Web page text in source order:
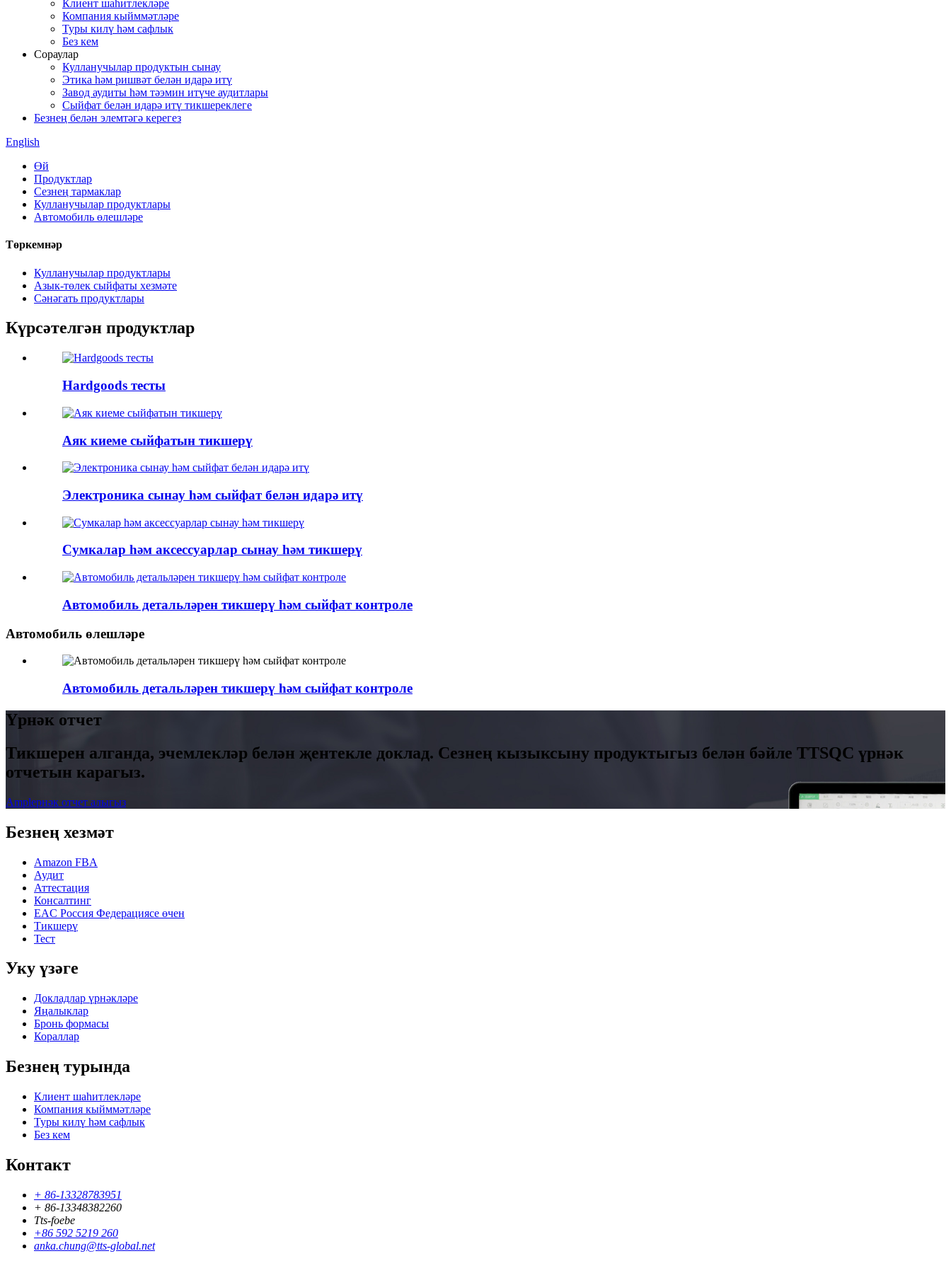
Клиент шаһитлекләре
Компания кыйммәтләре
Туры килү һәм сафлык
Без кем
Сораулар
Кулланучылар продуктын сынау
Этика һәм ришвәт белән идарә итү
Завод аудиты һәм тәэмин итүче аудитлары
Сыйфат белән идарә итү тикшереклеге
Безнең белән элемтәгә керегез
English
Өй
Продуктлар
Сезнең тармаклар
Кулланучылар продуктлары
Автомобиль өлешләре
Төркемнәр
Кулланучылар продуктлары
Азык-төлек сыйфаты хезмәте
Сәнәгать продуктлары
Күрсәтелгән продуктлар
Hardgoods тесты
Аяк киеме сыйфатын тикшерү
Электроника сынау һәм сыйфат белән идарә итү
Сумкалар һәм аксессуарлар сынау һәм тикшерү
Автомобиль детальләрен тикшерү һәм сыйфат контроле
Автомобиль өлешләре
Автомобиль детальләрен тикшерү һәм сыйфат контроле
Үрнәк отчет
Тикшерен алганда, эчемлекләр белән җентекле доклад. Сезнең кызыксыну продуктыгыз белән бәйле TTSQC үрнәк
отчетын карагыз.
Ampleрнәк отчет алыгыз
Безнең хезмәт
Amazon FBA
Аудит
Аттестация
Консалтинг
EAC Россия Федерациясе өчен
Тикшерү
Тест
Уку үзәге
Докладлар үрнәкләре
Яңалыклар
Бронь формасы
Кораллар
Безнең турында
Клиент шаһитлекләре
Компания кыйммәтләре
Туры килү һәм сафлык
Без кем
Контакт
+ 86-13328783951
+ 86-13348382260
Tts-foebe
+86 592 5219 260
anka.chung@tts-global.net